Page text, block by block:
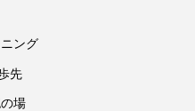
ング
先
場